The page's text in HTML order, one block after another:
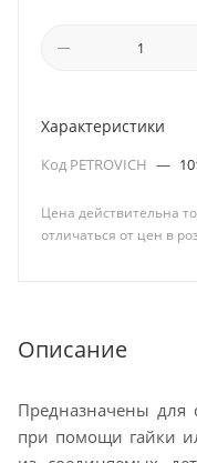
Характеристики
Код PETROVICH —
Цена действительна
отличаться от цен в
Описание
Предназначены для
при помощи гайки